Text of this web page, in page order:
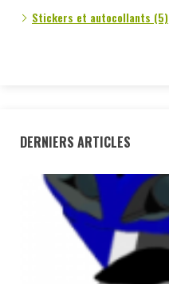
Stickers et autocollants (5)
DERNIERS ARTICLES